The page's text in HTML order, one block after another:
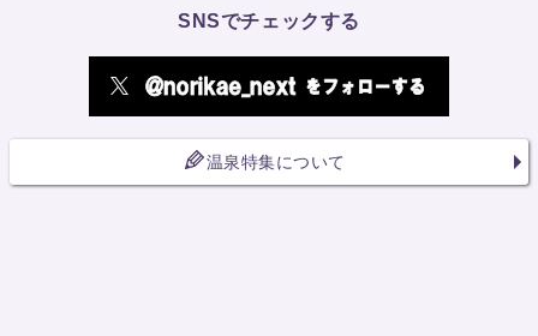
SNSでチェックする
温泉特集について